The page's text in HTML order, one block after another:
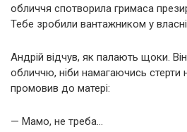
обличчя спотворила гримаса
Тебе зробили вантажником у
Андрій відчув, як палають щоки.
обличчю, ніби намагаючись стерти
промовив до матері:
— Мамо, не треба…